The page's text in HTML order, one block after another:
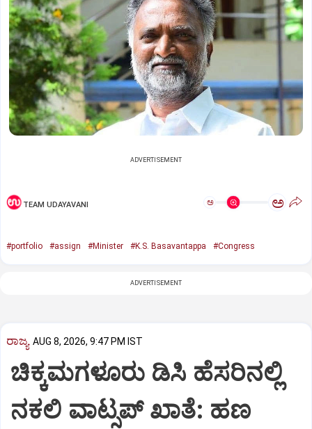
ADVERTISEMENT
TEAM UDAYAVANI ಅ ಅ
#portfolio #assign #Minister #K.S. Basavantappa #Congress
ADVERTISEMENT
ರಾಜ್ಯ AUG 8, 2026, 9:47 PM IST
ಚಿಕ್ಕಮಗಳೂರು ಡಿಸಿ ಹೆಸರಿನಲ್ಲಿ
ನಕಲಿ ವಾಟ್ಸಪ್ ಖಾತೆ: ಹಣ